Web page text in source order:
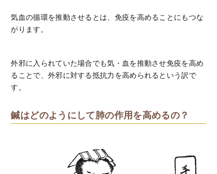
気血の循環を推動させるとは、免疫を高めることにもつな
がります。
外邪に入られていた場合でも気・血を推動させ免疫を高め
ることで、外邪に対する抵抗力を高められるという訳で
す。
鍼はどのようにして肺の作用を高めるの？